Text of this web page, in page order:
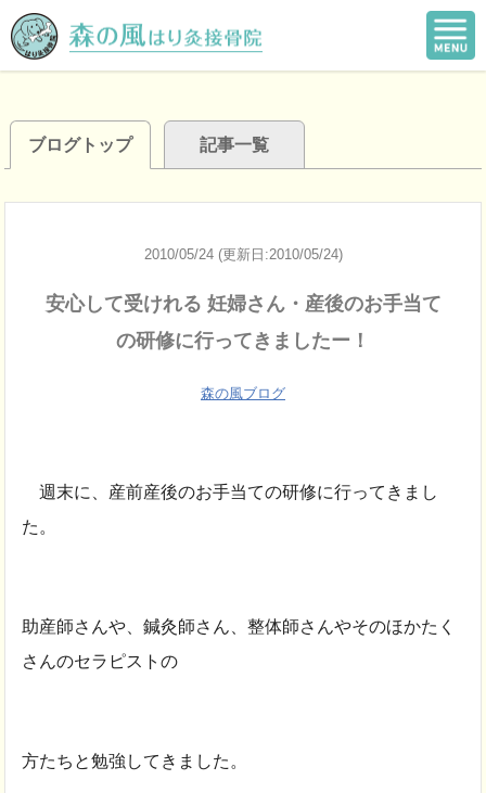
ブログトップ 記事一覧
2010/05/24 (更新日:2010/05/24)
安心して受けれる 妊婦さん・産後のお手当て
の研修に行ってきましたー！
森の風ブログ
週末に、産前産後のお手当ての研修に行ってきまし
た。
助産師さんや、鍼灸師さん、整体師さんやそのほかたく
さんのセラピストの
方たちと勉強してきました。